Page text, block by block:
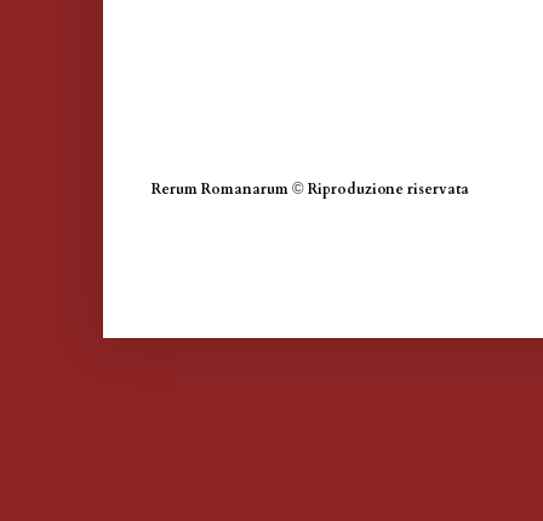
Rerum Romanarum © Riproduzione riservata